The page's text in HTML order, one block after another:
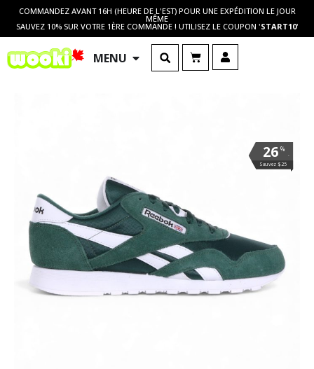
COMMANDEZ AVANT 16H (HEURE DE L'EST) POUR UNE EXPÉDITION LE JOUR
MÊME
SAUVEZ 10% SUR VOTRE 1ÈRE COMMANDE ! UTILISEZ LE COUPON 'START10'
MENU
%
.
26
Sauvez $25